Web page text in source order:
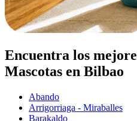
Encuentra los
Mascotas en Bilbao
Abando
Arrigorriaga - Miraballes
Barakaldo